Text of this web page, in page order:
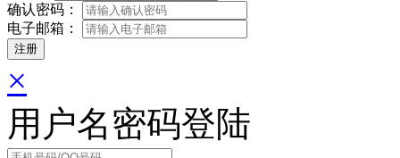
确认密码：
电子邮箱：
×
用户名密码登陆